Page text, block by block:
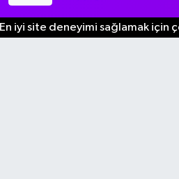
En iyi site deneyimi sağlamak için